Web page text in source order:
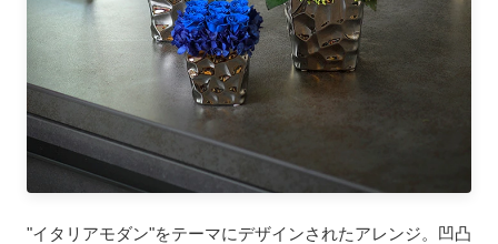
"イタリアモダン"をテーマにデザインされたアレンジ。凹凸